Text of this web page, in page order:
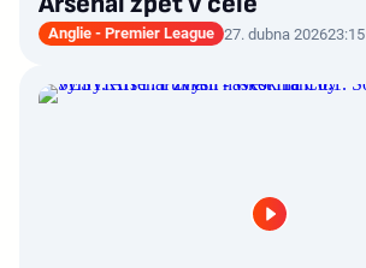
Anglie - Premier League 27. dubna 202623:15